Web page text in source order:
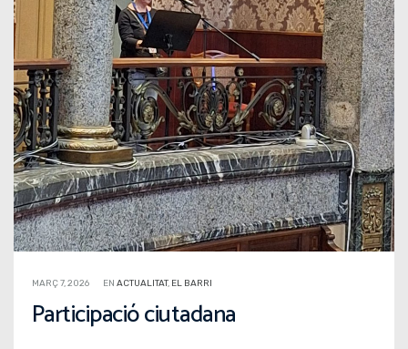
MARÇ 7, 2026 EN ACTUALITAT, EL BARRI
Participació ciutadana